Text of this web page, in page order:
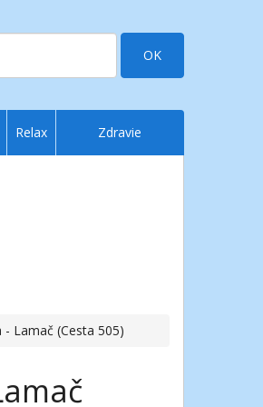
OK
- Lamač (Cesta 505)
Relax Zdravie